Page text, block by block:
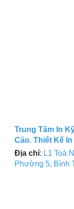
Trung Tâm In
Cáo. Thiết Kế
Địa chỉ: L1 Toà
Phường 5, Bình